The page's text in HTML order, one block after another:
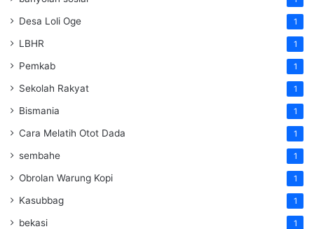
Desa Loli Oge 1
LBHR 1
Pemkab 1
Sekolah Rakyat 1
Bismania 1
Cara Melatih Otot Dada 1
sembahe 1
Obrolan Warung Kopi 1
Kasubbag 1
bekasi 1